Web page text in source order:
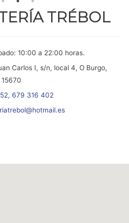
TRÉBOL
10:00 a 22:00 horas.
Carlos I, s/n, local 4, O Burgo,
679 316 402